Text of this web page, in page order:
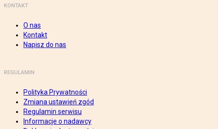
KONTAKT
O nas
Kontakt
Napisz do nas
REGULAMIN
Polityka Prywatności
Zmiana ustawień zgód
Regulamin serwisu
Informacje o nadawcy